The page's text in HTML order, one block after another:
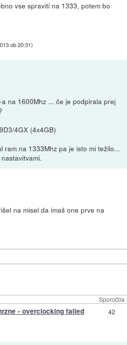
vse spraviti na 1333, potem bo
ob 20:31)
na 1600Mhz ... če je podpirala prej
4GX (4x4GB)
ram na 1333Mhz pa je isto mi težilo...
na misel da imaš one prve na
Sporočila
- overclocking failed 42